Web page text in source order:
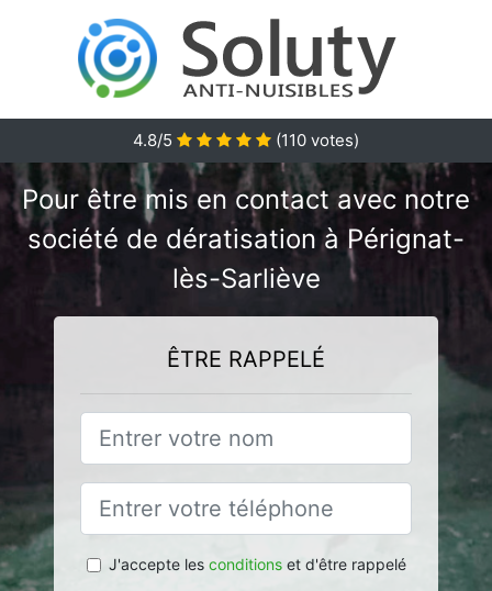
4.8/5 (110 votes)
Pour être mis en contact avec notre
société de dératisation à Pérignat-
lès-Sarliève
ÊTRE RAPPELÉ
J'accepte les conditionset d'être rappelé